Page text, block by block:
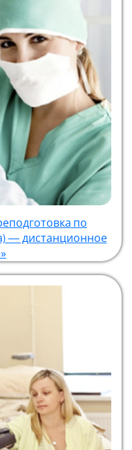
по
— дистанционное